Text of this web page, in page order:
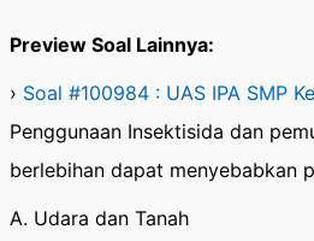
Preview Soal Lainnya:
› Soal #100984 : UAS IPA SMP
Penggunaan Insektisida dan
berlebihan dapat menyebabkan
A. Udara dan Tanah